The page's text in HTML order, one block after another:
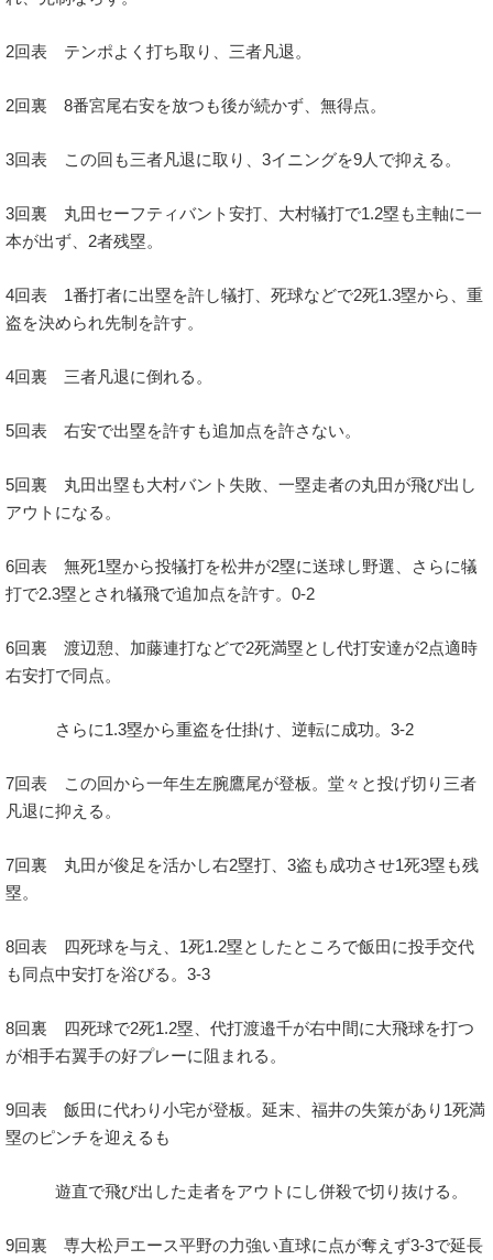
2回表 テンポよく打ち取り、三者凡退。
2回裏 8番宮尾右安を放つも後が続かず、無得点。
3回表 この回も三者凡退に取り、3イニングを9人で抑える。
3回裏 丸田セーフティバント安打、大村犠打で1.2塁も主軸に一
本が出ず、2者残塁。
4回表 1番打者に出塁を許し犠打、死球などで2死1.3塁から、重
盗を決められ先制を許す。
4回裏 三者凡退に倒れる。
5回表 右安で出塁を許すも追加点を許さない。
5回裏 丸田出塁も大村バント失敗、一塁走者の丸田が飛び出し
アウトになる。
6回表 無死1塁から投犠打を松井が2塁に送球し野選、さらに犠
打で2.3塁とされ犠飛で追加点を許す。0-2
6回裏 渡辺憩、加藤連打などで2死満塁とし代打安達が2点適時
右安打で同点。
さらに1.3塁から重盗を仕掛け、逆転に成功。3-2
7回表 この回から一年生左腕鷹尾が登板。堂々と投げ切り三者
凡退に抑える。
7回裏 丸田が俊足を活かし右2塁打、3盗も成功させ1死3塁も残
塁。
8回表 四死球を与え、1死1.2塁としたところで飯田に投手交代
も同点中安打を浴びる。3-3
8回裏 四死球で2死1.2塁、代打渡邉千が右中間に大飛球を打つ
が相手右翼手の好プレーに阻まれる。
9回表 飯田に代わり小宅が登板。延末、福井の失策があり1死満
塁のピンチを迎えるも
遊直で飛び出した走者をアウトにし併殺で切り抜ける。
9回裏 専大松戸エース平野の力強い直球に点が奪えず3-3で延長